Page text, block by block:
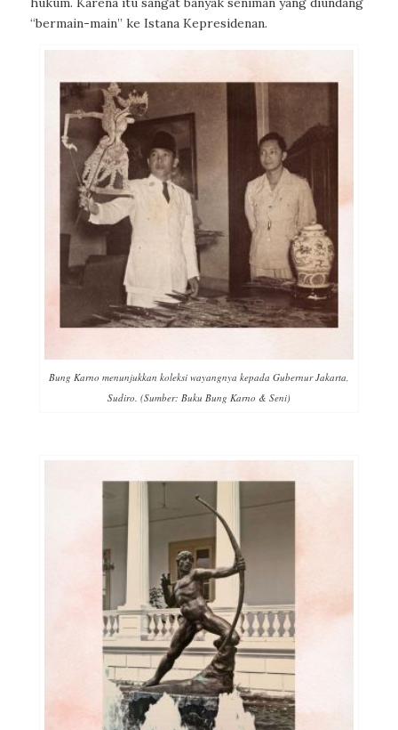
“bermain-main” ke Istana Kepresidenan.
Bung Karno menunjukkan koleksi wayangnya kepada Gubernur Jakarta,
Sudiro. (Sumber: Buku Bung Karno & Seni)